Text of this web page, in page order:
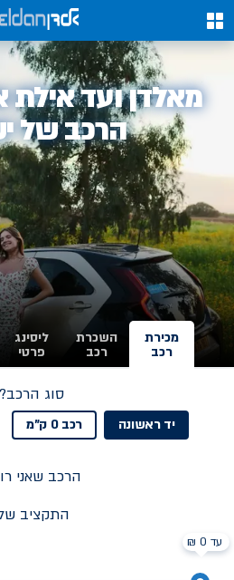
0
אלדן
מאלדן ועד
הרכב של
מכירת
רכב
השכרת
רכב
ליסינג
פרטי
סוג הרכב?
יד ראשונה רכב 0 ק"מ
הרכב שאני
התקציב
עד 0 ₪